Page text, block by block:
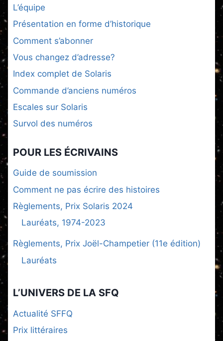
L’équipe
Présentation en forme d’historique
Comment s’abonner
Vous changez d’adresse?
Index complet de Solaris
Commande d’anciens numéros
Escales sur Solaris
Survol des numéros
POUR LES ÉCRIVAINS
Guide de soumission
Comment ne pas écrire des histoires
Règlements, Prix Solaris 2024
Lauréats, 1974-2023
Règlements, Prix Joël-Champetier (11e édition)
Lauréats
L’UNIVERS DE LA SFQ
Actualité SFFQ
Prix littéraires